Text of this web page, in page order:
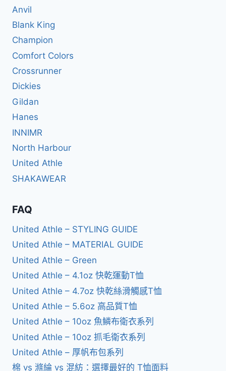
Anvil
Blank King
Champion
Comfort Colors
Crossrunner
Dickies
Gildan
Hanes
INNIMR
North Harbour
United Athle
SHAKAWEAR
FAQ
United Athle – STYLING GUIDE
United Athle – MATERIAL GUIDE
United Athle – Green
United Athle – 4.1oz 快乾運動T恤
United Athle – 4.7oz 快乾絲滑觸感T恤
United Athle – 5.6oz 高品質T恤
United Athle – 10oz 魚鱗布衛衣系列
United Athle – 10oz 抓毛衛衣系列
United Athle – 厚帆布包系列
棉 vs 滌綸 vs 混紡：選擇最好的 T恤面料